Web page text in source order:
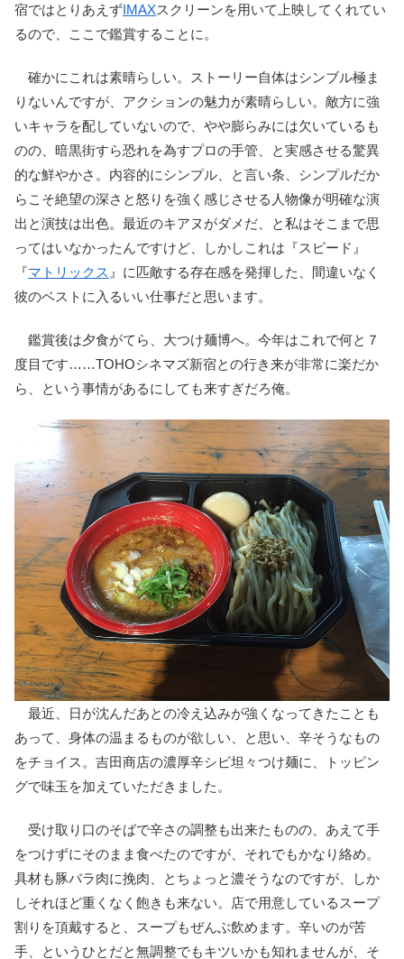
宿ではとりあえずIMAXスクリーンを用いて上映してくれてい
るので、ここで鑑賞することに。
確かにこれは素晴らしい。ストーリー自体はシンブル極ま
りないんですが、アクションの魅力が素晴らしい。敵方に強
いキャラを配していないので、やや膨らみには欠いているも
のの、暗黒街すら恐れを為すプロの手管、と実感させる驚異
的な鮮やかさ。内容的にシンプル、と言い条、シンプルだか
らこそ絶望の深さと怒りを強く感じさせる人物像が明確な演
出と演技は出色。最近のキアヌがダメだ、と私はそこまで思
ってはいなかったんですけど、しかしこれは『スピード』
『マトリックス 』に匹敵する存在感を発揮した、間違いなく
彼のベストに入るいい仕事だと思います。
鑑賞後は夕食がてら、大つけ麺博へ。今年はこれで何と７
度目です……TOHOシネマズ新宿との行き来が非常に楽だか
ら、という事情があるにしても来すぎだろ俺。
最近、日が沈んだあとの冷え込みが強くなってきたことも
あって、身体の温まるものが欲しい、と思い、辛そうなもの
をチョイス。吉田商店の濃厚辛シビ坦々つけ麺に、トッピン
グで味玉を加えていただきました。
受け取り口のそばで辛さの調整も出来たものの、あえて手
をつけずにそのまま食べたのですが、それでもかなり絡め。
具材も豚バラ肉に挽肉、とちょっと濃そうなのですが、しか
しそれほど重くなく飽きも来ない。店で用意しているスープ
割りを頂戴すると、スープもぜんぶ飲めます。辛いのが苦
手、というひとだと無調整でもキツいかも知れませんが、そ